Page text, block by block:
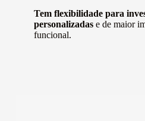
Tem flexibilidade para
personalizadase de maior
funcional.